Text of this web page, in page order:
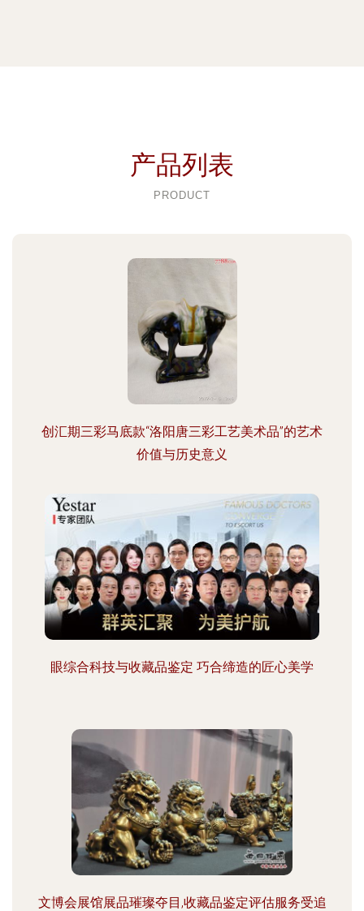
产品列表
PRODUCT
创汇期三彩马底款“洛阳唐三彩工艺美术品”的艺术
价值与历史意义
眼综合科技与收藏品鉴定 巧合缔造的匠心美学
文博会展馆展品璀璨夺目,收藏品鉴定评估服务受追